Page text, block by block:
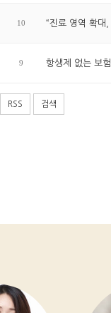
10 “진료 영역 확대
9 항생제 없는 보
RSS 검색